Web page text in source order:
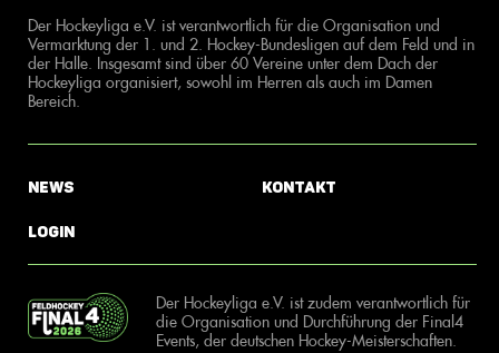
Der Hockeyliga e.V. ist verantwortlich für die Organisation und
Vermarktung der 1. und 2. Hockey-Bundesligen auf dem Feld und in
der Halle. Insgesamt sind über 60 Vereine unter dem Dach der
Hockeyliga organisiert, sowohl im Herren als auch im Damen
Bereich.
News
Login
Kontakt
Der Hockeyliga e.V. ist zudem verantwortlich für
die Organisation und Durchführung der Final4
Events, der deutschen Hockey-Meisterschaften.